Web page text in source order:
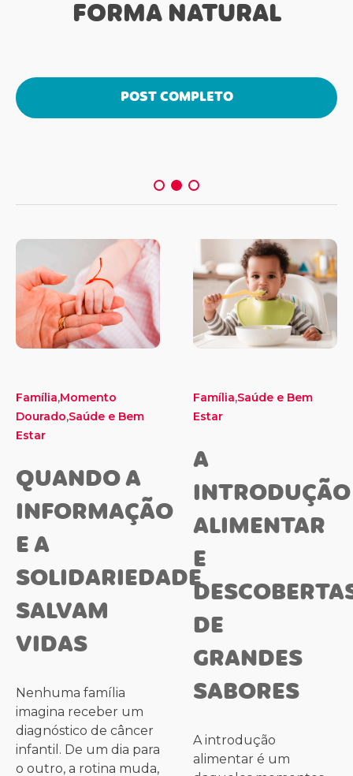
POST COMPLETO
FORMA NATURAL
POST COMPLETO
Família,Momento
Dourado,Saúde e Bem
Estar
QUANDO A
INFORMAÇÃO
E A
SOLIDARIEDADE
SALVAM
VIDAS
Nenhuma família
imagina receber um
diagnóstico de câncer
infantil. De um dia para
o outro, a rotina muda,
Família,Saúde e Bem
Estar
A
INTRODUÇÃO
ALIMENTAR
E
DE
GRANDES
SABORES
A introdução
alimentar é um